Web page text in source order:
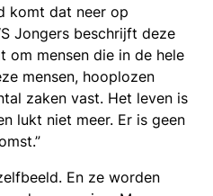
komt dat neer op
Jongers beschrijft deze
om mensen die in de hele
mensen, hooplozen
zaken vast. Het leven is
lukt niet meer. Er is geen
En ze worden